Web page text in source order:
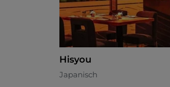
Hisyou
Japanisch